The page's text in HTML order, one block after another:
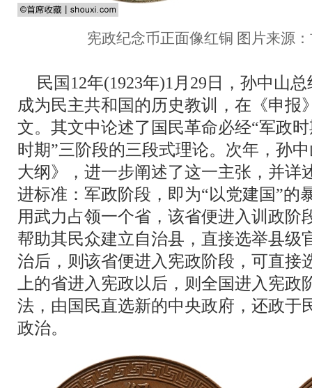
宪政纪念币正面像红铜 图片来源
民国12年(1923年)1月29日，孙中山
成为民主共和国的历史教训，在《申报
文。其文中论述了国民革命必经“军政
时期”三阶段的三段式理论。次年，孙
大纲》，进一步阐述了这一主张，并详
进标准：军政阶段，即为“以党建国”的
用武力占领一个省，该省便进入训政阶
帮助其民众建立自治县，直接选举县级
治后，则该省便进入宪政阶段，可直接
上的省进入宪政以后，则全国进入宪
法，由国民直选新的中央政府，还政于
政治。